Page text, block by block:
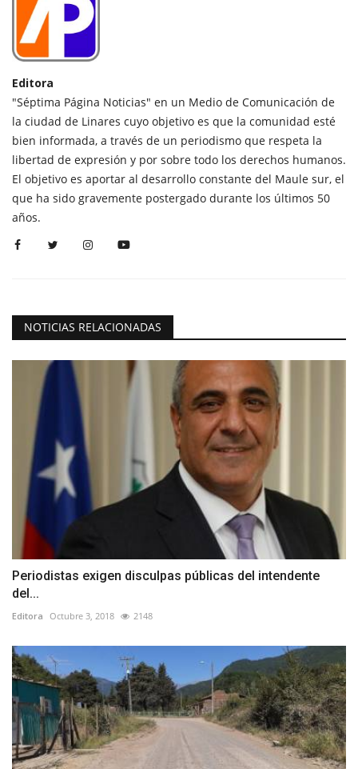
Editora
"Séptima Página Noticias" en un Medio de Comunicación de
la ciudad de Linares cuyo objetivo es que la comunidad esté
bien informada, a través de un periodismo que respeta la
libertad de expresión y por sobre todo los derechos humanos.
El objetivo es aportar al desarrollo constante del Maule sur, el
que ha sido gravemente postergado durante los últimos 50
años.
NOTICIAS RELACIONADAS
Periodistas exigen disculpas públicas del intendente
del...
Editora Octubre 3, 2018 2148